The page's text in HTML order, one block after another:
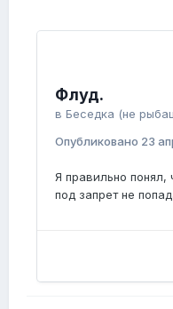
Флуд.
в Беседка (не
Опубликовано 23
Я правильно понял,
под запрет не